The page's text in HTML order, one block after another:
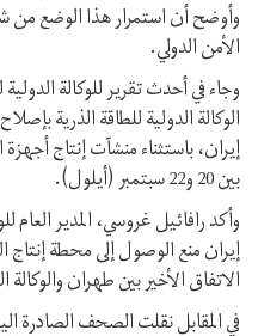
وأوضح أن استمرار هذا الوضع من
الأمن الدولي.
وجاء في أحدث تقرير للوكالة
الوكالة الدولية للطاقة الذرية
إيران، باستثناء منشآت إنتاج
بين 20 و22 سبتمبر (أيلول).
وأكد رافائيل غروسي، المدير العام
إيران منع الوصول إلى محطة
الاتفاق الأخير بين طهران والوكالة
في المقابل نقلت الصحف الصادرة